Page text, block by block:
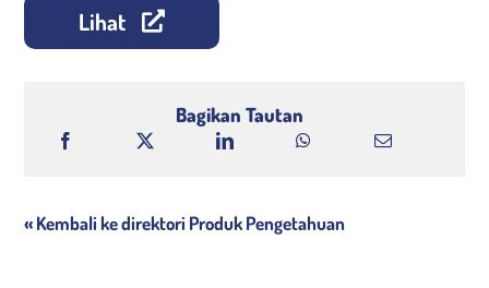
Lihat
Bagikan Tautan
« Kembali ke direktori Produk Pengetahuan